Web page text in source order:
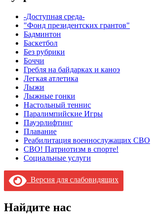
-Доступная среда-
"Фонд президентских грантов"
Бадминтон
Баскетбол
Без рубрики
Боччи
Гребля на байдарках и каноэ
Легкая атлетика
Лыжи
Лыжные гонки
Настольный теннис
Паралимпийские Игры
Пауэрлифтинг
Плавание
Реабилитация военнослужащих СВО
СВО! Патриотизм в спорте!
Социальные услуги
Версия для слабовидящих
Найдите нас